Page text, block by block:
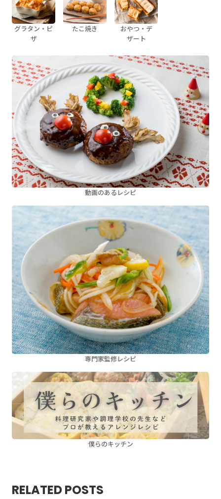
グラタン・ピ
ザ
たこ焼き
おやつ・デ
ザート
動画のあるレシピ
専門家監修レシピ
僕らのキッチン
RELATED POSTS